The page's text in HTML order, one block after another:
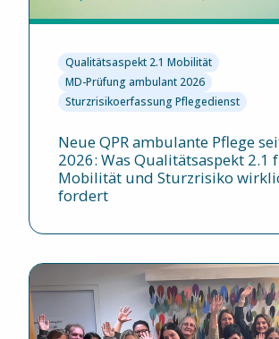
Qualitätsaspekt 2.1 Mobilität
MD-Prüfung ambulant 2026
Sturzrisikoerfassung Pflegedienst
Neue QPR ambulante Pflege
2026: Was Qualitätsaspekt 2.1
Mobilität und Sturzrisiko
fordert